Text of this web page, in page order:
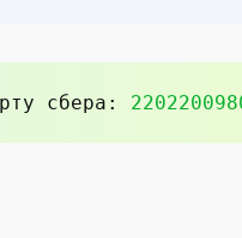
сбера: